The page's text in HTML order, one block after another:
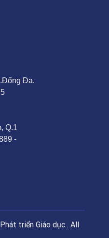
Đa.
Q.1
-
triển Giáo dục . All